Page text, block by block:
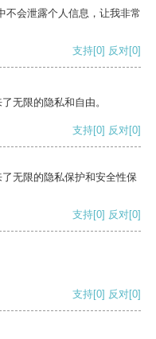
不会泄露个人信息，让我非常
支持[0] 反对[0]
无限的隐私和自由。
支持[0] 反对[0]
无限的隐私保护和安全性保
支持[0] 反对[0]
支持[0] 反对[0]